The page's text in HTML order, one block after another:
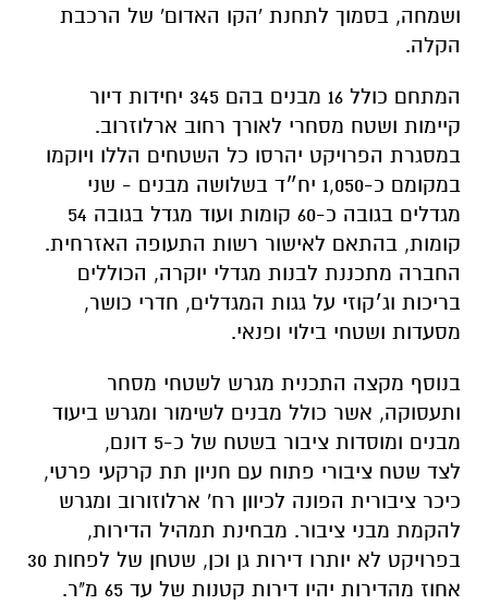
ושמחה, בסמוך לתחנת 'הקו האדום' של הרכבת
הקלה.
המתחם כולל 16 מבנים בהם 345 יחידות דיור
קיימות ושטח מסחרי לאורך רחוב ארלוזרוב.
במסגרת הפרויקט יהרסו כל השטחים הללו ויוקמו
במקומם כ-1,050 יח״ד בשלושה מבנים - שני
מגדלים בגובה כ-60 קומות ועוד מגדל בגובה 54
קומות, בהתאם לאישור רשות התעופה האזרחית.
החברה מתכננת לבנות מגדלי יוקרה, הכוללים
בריכות וג׳קוזי על גגות המגדלים, חדרי כושר,
מסעדות ושטחי בילוי ופנאי.
בנוסף מקצה התכנית מגרש לשטחי מסחר
ותעסוקה, אשר כולל מבנים לשימור ומגרש ביעוד
מבנים ומוסדות ציבור בשטח של כ-5 דונם,
לצד שטח ציבורי פתוח עם חניון תת קרקעי פרטי,
כיכר ציבורית הפונה לכיוון רח' ארלוזורוב ומגרש
להקמת מבני ציבור. מבחינת תמהיל הדירות,
בפרויקט לא יותרו דירות גן וכן, שטחן של לפחות 30
אחוז מהדירות יהיו דירות קטנות של עד 65 מ"ר.